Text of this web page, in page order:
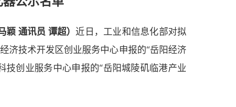
通讯员 谭超） 近日，工业和信息化部对拟
济技术开发区创业服务中心申报的“岳阳经济
创业服务中心申报的“岳阳城陵矶临港产业